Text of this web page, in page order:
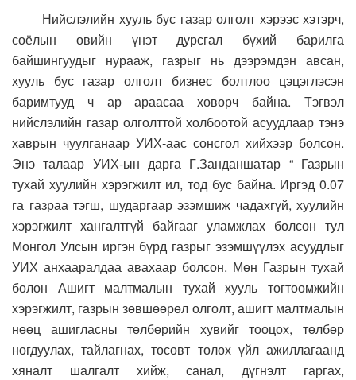
Нийслэлийн хууль бус газар олголт хэрээс хэтэрч,
соёлын өвийн үнэт дурсгал бүхий барилга
байшингуудыг нурааж, газрыг нь дээрэмдэн авсан,
хууль бус газар олголт бизнес болтлоо цэцэглэсэн
баримтууд ч ар араасаа хөвөрч байна. Тэгвэл
нийслэлийн газар олголттой холбоотой асуудлаар тэнэ
хаврын чуулганаар УИХ-аас сонсгол хийхээр болсон.
Энэ талаар УИХ-ын дарга Г.Занданшатар “ Газрын
тухай хуулийн хэрэгжилт ил, тод бус байна. Иргэд 0.07
га газраа тэгш, шударгаар эзэмшиж чадахгүй, хуулийн
хэрэгжилт хангалтгүй байгааг уламжлах болсон тул
Монгол Улсын иргэн бүрд газрыг эзэмшүүлэх асуудлыг
УИХ анхааралдаа авахаар болсон. Мөн Газрын тухай
болон Ашигт малтмалын тухай хууль тогтоомжийн
хэрэгжилт, газрын зөвшөөрөл олголт, ашигт малтмалын
нөөц ашигласны төлбөрийн хувийг тооцох, төлбөр
ногдуулах, тайлагнах, төсөвт төлөх үйл ажиллагаанд
хяналт шалгалт хийж, санал, дүгнэлт гаргах,